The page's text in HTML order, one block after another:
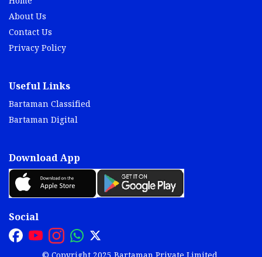
About Us
Contact Us
Privacy Policy
Useful Links
Bartaman Classified
Bartaman Digital
Download App
Social